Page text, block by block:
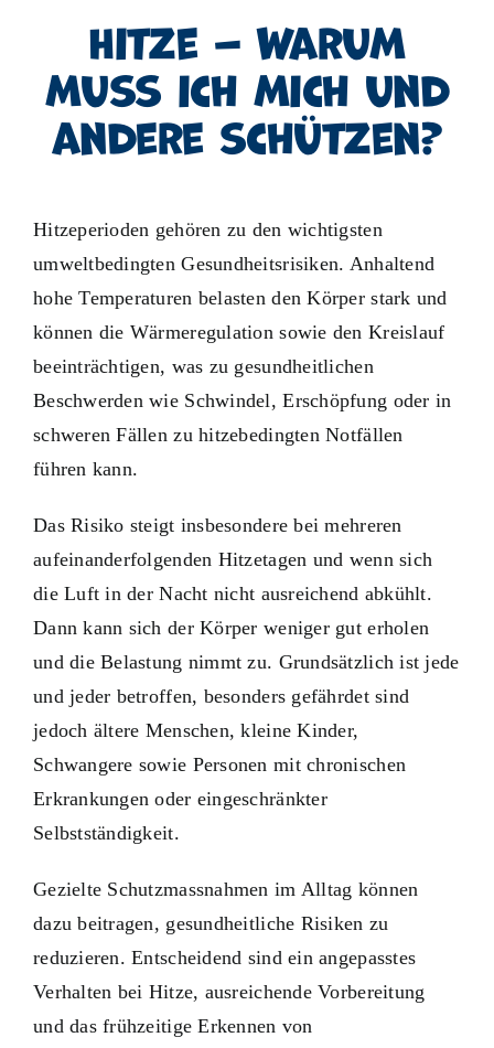
Hitze – Warum
muss ich mich und
andere schützen?
Hitzeperioden gehören zu den wichtigsten
umweltbedingten Gesundheitsrisiken. Anhaltend
hohe Temperaturen belasten den Körper stark und
können die Wärmeregulation sowie den Kreislauf
beeinträchtigen, was zu gesundheitlichen
Beschwerden wie Schwindel, Erschöpfung oder in
schweren Fällen zu hitzebedingten Notfällen
führen kann.
Das Risiko steigt insbesondere bei mehreren
aufeinanderfolgenden Hitzetagen und wenn sich
die Luft in der Nacht nicht ausreichend abkühlt.
Dann kann sich der Körper weniger gut erholen
und die Belastung nimmt zu. Grundsätzlich ist jede
und jeder betroffen, besonders gefährdet sind
jedoch ältere Menschen, kleine Kinder,
Schwangere sowie Personen mit chronischen
Erkrankungen oder eingeschränkter
Selbstständigkeit.
Gezielte Schutzmassnahmen im Alltag können
dazu beitragen, gesundheitliche Risiken zu
reduzieren. Entscheidend sind ein angepasstes
Verhalten bei Hitze, ausreichende Vorbereitung
und das frühzeitige Erkennen von